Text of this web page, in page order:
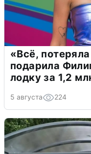
«Всё,
подарила
лодку за 1,2
5 августа 224